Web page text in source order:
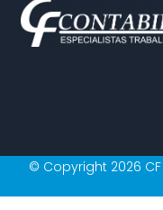
© Copyright 2026